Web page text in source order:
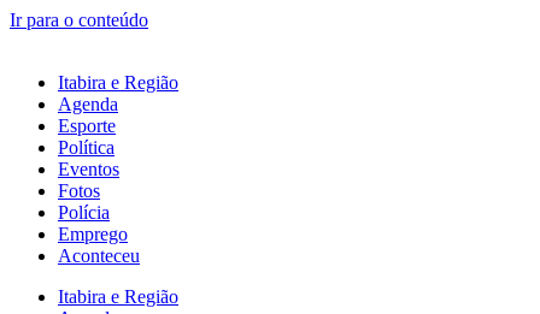
Ir para o conteúdo
Itabira e Região
Agenda
Esporte
Política
Eventos
Fotos
Polícia
Emprego
Aconteceu
Itabira e Região